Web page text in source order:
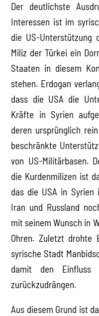
Der deutlichste
Interessen ist im
die US-Unterstützung
Miliz der Türkei ein
Staaten in diesem
stehen. Erdogan
dass die USA die
Kräfte in Syrien
deren ursprünglich
beschränkte
von US-Militärbasen.
die Kurdenmilizen ist
das die USA in
Iran und Russland
mit seinem Wunsch in
Ohren. Zuletzt drohte
syrische Stadt
damit den
zurückzudrängen.
Aus diesem Grund ist